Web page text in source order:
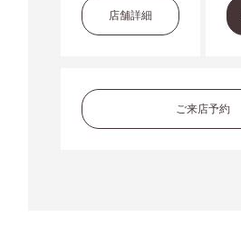
店舗詳細
ご来店予約